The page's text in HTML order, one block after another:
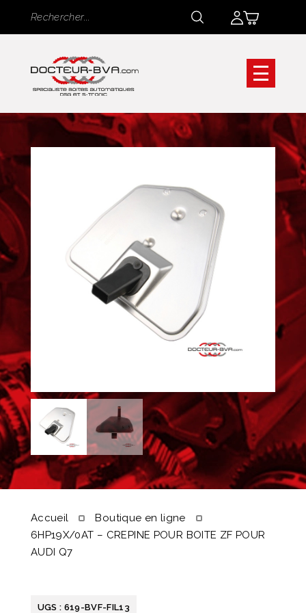
Rechercher
Rechercher
Accueil
Boutique en ligne
6HP19X/0AT – CREPINE POUR BOITE ZF POUR
AUDI Q7
UGS : 619-BVF-FIL13